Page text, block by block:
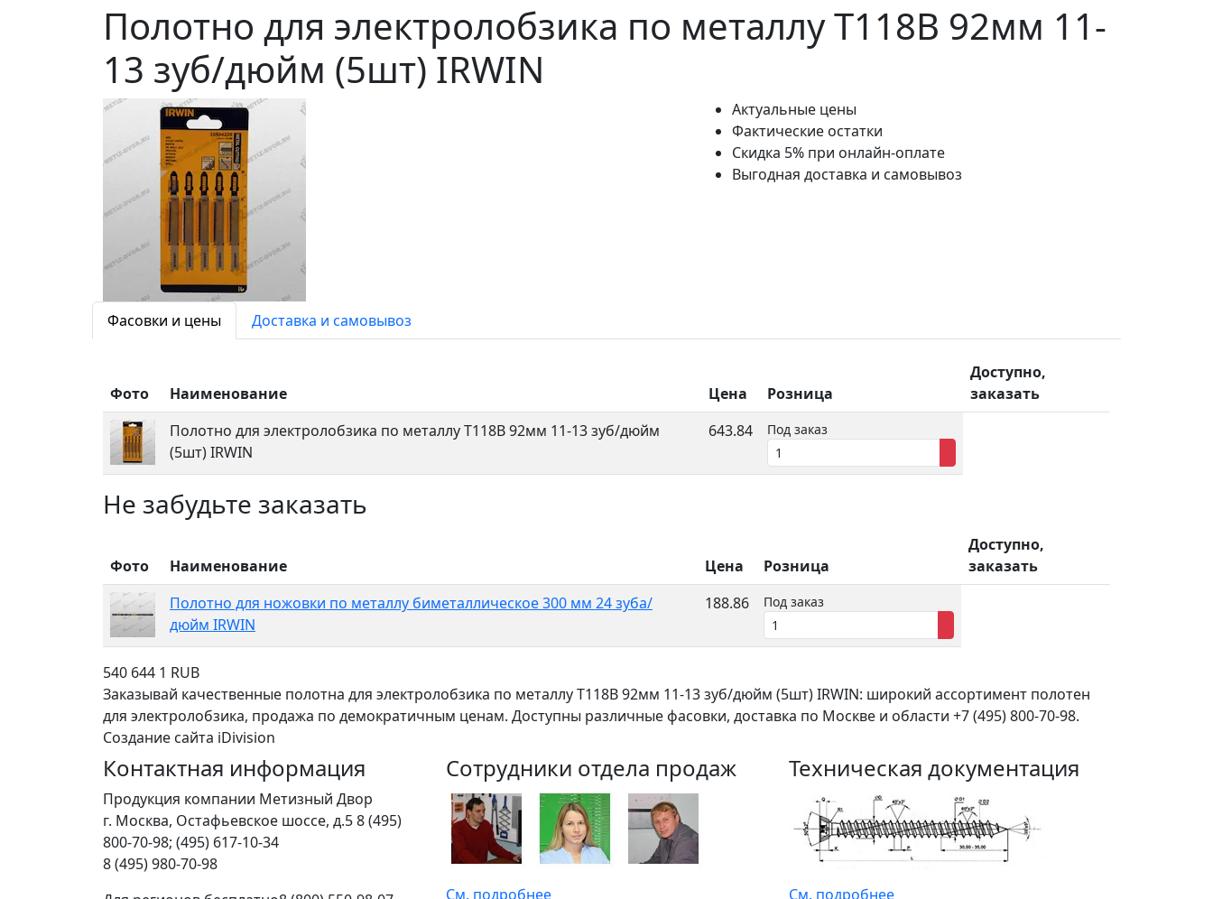
Полотно для электролобзика по металлу T118B 92мм 11-
13 зуб/дюйм (5шт) IRWIN
Актуальные цены
Фактические остатки
Скидка 5% при онлайн-оплате
Выгодная доставка и самовывоз
Фасовки и цены Доставка и самовывоз
Фото Наименование Цена Розница
Доступно,
заказать
Полотно для электролобзика по металлу T118B 92мм 11-13 зуб/дюйм
(5шт) IRWIN
643.84 Под заказ
Не забудьте заказать
Фото Наименование Цена Розница
Доступно,
заказать
Полотно для ножовки по металлу биметаллическое 300 мм 24 зуба/
дюйм IRWIN
188.86 Под заказ
540 644 1 RUB
Заказывай качественные полотна для электролобзика по металлу T118B 92мм 11-13 зуб/дюйм (5шт) IRWIN: широкий ассортимент полотен
для электролобзика, продажа по демократичным ценам. Доступны различные фасовки, доставка по Москве и области +7 (495) 800-70-98.
Создание сайта iDivision
Контактная информация
Продукция компании Метизный Двор
г. Москва, Остафьевское шоссе, д.58 (495)
800-70-98; (495) 617-10-34
8 (495) 980-70-98
Сотрудники отдела продаж
См. подробнее
Техническая документация
См. подробнее